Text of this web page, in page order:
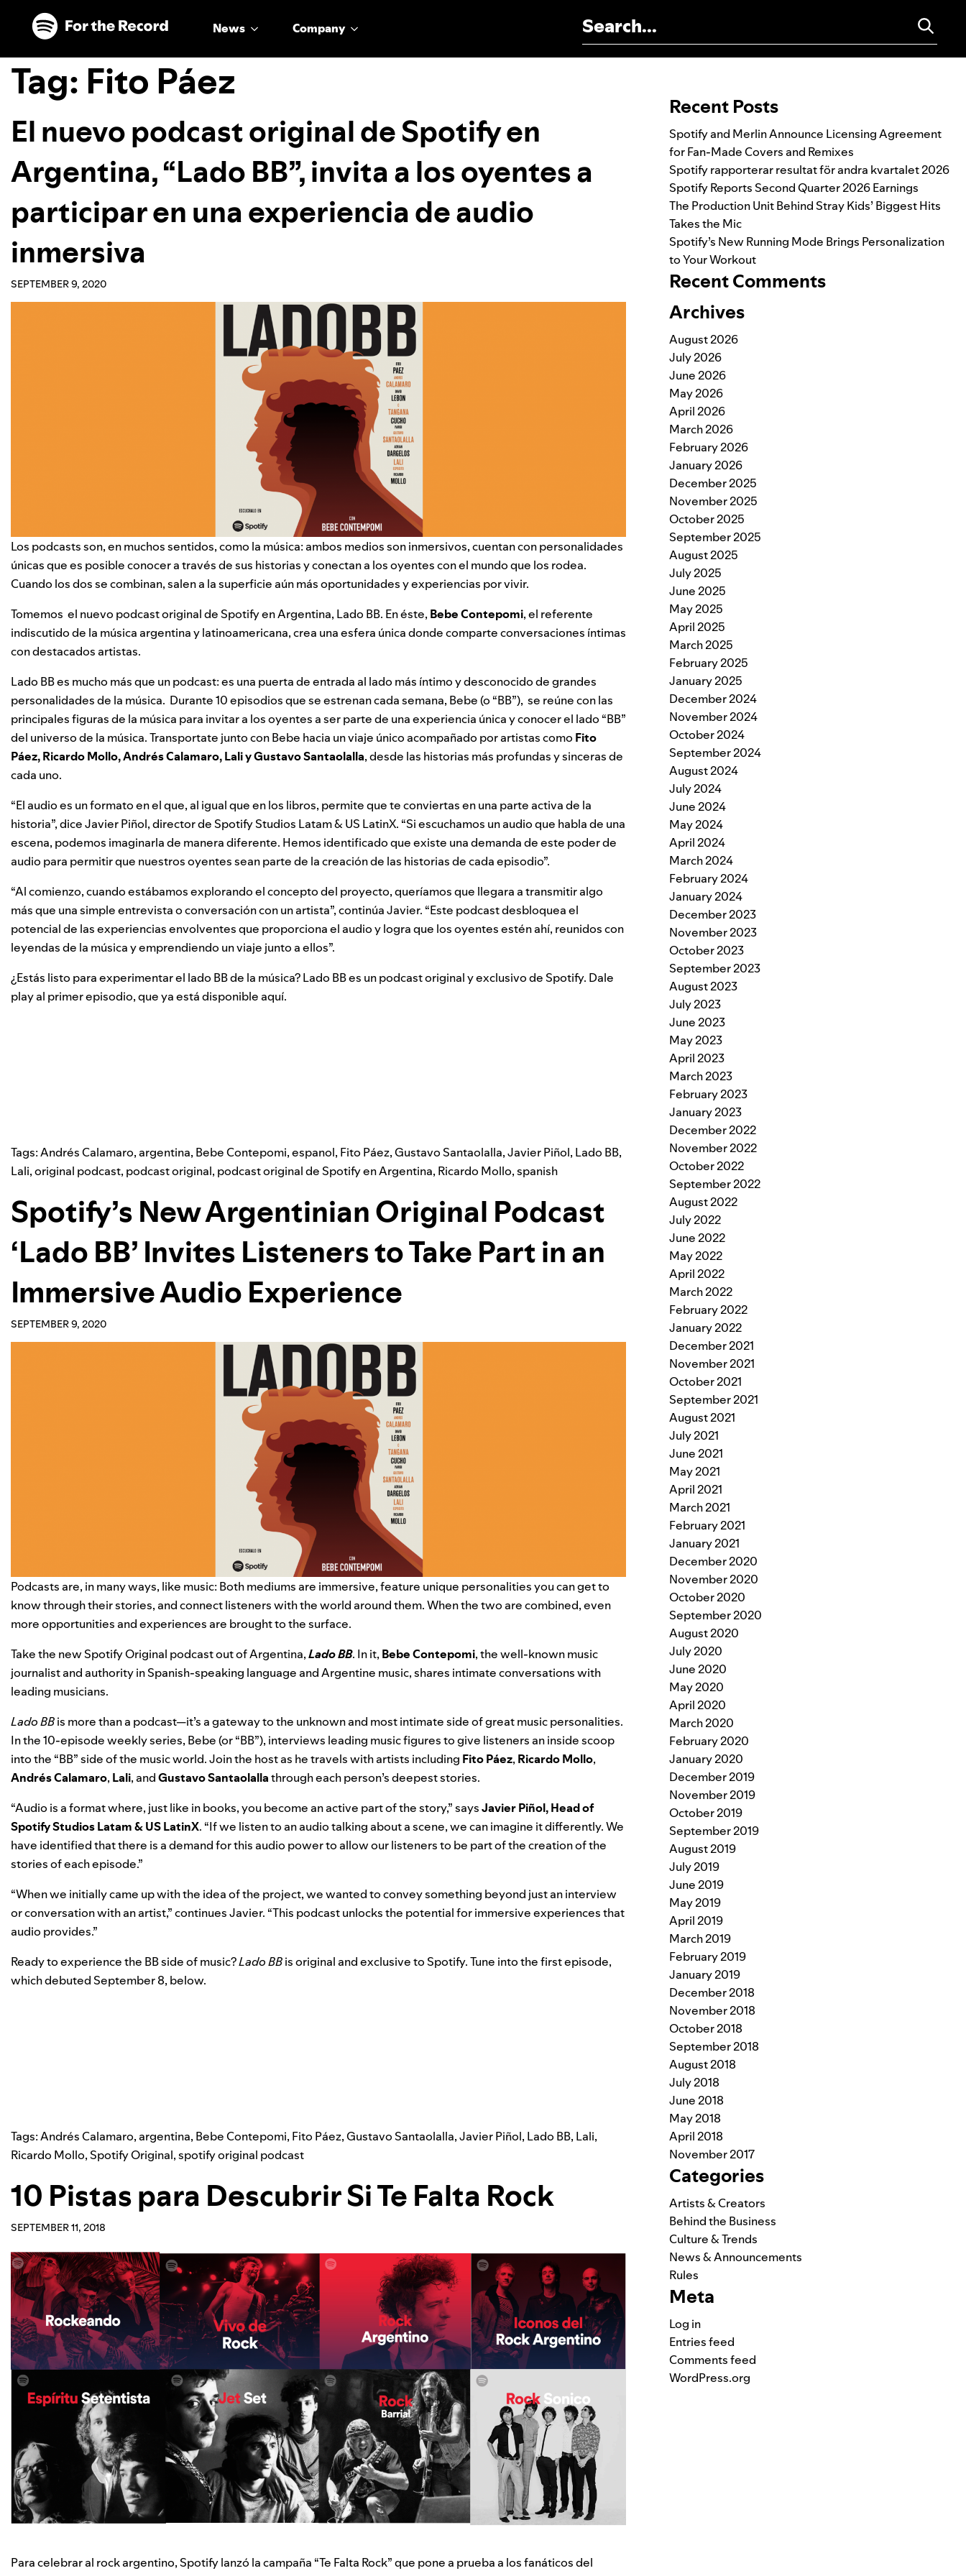
Skip to main content
Skip to footer
News Company
Tag: Fito Páez
El nuevo podcast original de Spotify en
Argentina, “Lado BB”, invita a los oyentes a
participar en una experiencia de audio
inmersiva
SEPTEMBER 9, 2020
Los podcasts son, en muchos sentidos, como la música: ambos medios son inmersivos, cuentan con personalidades
únicas que es posible conocer a través de sus historias y conectan a los oyentes con el mundo que los rodea.
Cuando los dos se combinan, salen a la superficie aún más oportunidades y experiencias por vivir.
Tomemos el nuevo podcast original de Spotify en Argentina, Lado BB. En éste, Bebe Contepomi, el referente
indiscutido de la música argentina y latinoamericana, crea una esfera única donde comparte conversaciones íntimas
con destacados artistas.
Lado BB es mucho más que un podcast: es una puerta de entrada al lado más íntimo y desconocido de grandes
personalidades de la música. Durante 10 episodios que se estrenan cada semana, Bebe (o “BB”), se reúne con las
principales figuras de la música para invitar a los oyentes a ser parte de una experiencia única y conocer el lado “BB”
del universo de la música. Transportate junto con Bebe hacia un viaje único acompañado por artistas como Fito
Páez,Ricardo Mollo,Andrés Calamaro,LaliyGustavo Santaolalla, desde las historias más profundas y sinceras de
cada uno.
“El audio es un formato en el que, al igual que en los libros, permite que te conviertas en una parte activa de la
historia”, dice Javier Piñol, director de Spotify Studios Latam & US LatinX. “Si escuchamos un audio que habla de una
escena, podemos imaginarla de manera diferente. Hemos identificado que existe una demanda de este poder de
audio para permitir que nuestros oyentes sean parte de la creación de las historias de cada episodio”.
“Al comienzo, cuando estábamos explorando el concepto del proyecto, queríamos que llegara a transmitir algo
más que una simple entrevista o conversación con un artista”, continúa Javier. “Este podcast desbloquea el
potencial de las experiencias envolventes que proporciona el audio y logra que los oyentes estén ahí, reunidos con
leyendas de la música y emprendiendo un viaje junto a ellos”.
¿Estás listo para experimentar el lado BB de la música? Lado BB es un podcast original y exclusivo de Spotify. Dale
play al primer episodio, que ya está disponible aquí.
Tags:Andrés Calamaro, argentina, Bebe Contepomi,espanol, Fito Páez,Gustavo Santaolalla,Javier Piñol, Lado BB,
Lali,original podcast, podcast original, podcast original de Spotify en Argentina, Ricardo Mollo,spanish
Spotify’s New Argentinian Original Podcast
‘Lado BB’ Invites Listeners to Take Part in an
Immersive Audio Experience
SEPTEMBER 9, 2020
Podcasts are, in many ways, like music: Both mediums are immersive, feature unique personalities you can get to
know through their stories, and connect listeners with the world around them. When the two are combined, even
more opportunities and experiences are brought to the surface.
Take the new Spotify Original podcast out of Argentina,Lado BB. In it, Bebe Contepomi, the well-known music
journalist and authority in Spanish-speaking language and Argentine music, shares intimate conversations with
leading musicians.
Lado BBis more than a podcast—it’s a gateway to the unknown and most intimate side of great music personalities.
In the 10-episode weekly series, Bebe (or “BB”), interviews leading music figures to give listeners an inside scoop
into the “BB” side of the music world. Join the host as he travels with artists including Fito Páez, Ricardo Mollo,
Andrés Calamaro, Lali, andGustavo Santaolallathrough each person’s deepest stories.
“Audio is a format where, just like in books, you become an active part of the story,” saysJavier Piñol, Head of
Spotify Studios Latam & US LatinX. “If we listen to an audio talking about a scene, we can imagine it differently. We
have identified that there is a demand for this audio power to allow our listeners to be part of the creation of the
stories of each episode.”
“When we initially came up with the idea of the project, we wanted to convey something beyond just an interview
or conversation with an artist,” continues Javier. “This podcast unlocks the potential for immersive experiences that
audio provides.”
Ready to experience the BB side of music?Lado BBisoriginal and exclusive to Spotify. Tune into the first episode,
which debuted September 8, below.
Tags:Andrés Calamaro, argentina, Bebe Contepomi, Fito Páez,Gustavo Santaolalla,Javier Piñol, Lado BB, Lali,
Ricardo Mollo, Spotify Original,spotify original podcast
10 Pistas para Descubrir Si Te Falta Rock
SEPTEMBER 11, 2018
Para celebrar al rock argentino, Spotify lanzó la campaña “Te Falta Rock” que pone a prueba a los fanáticos del
Recent Posts
Spotify and Merlin Announce Licensing Agreement
for Fan-Made Covers and Remixes
Spotify rapporterar resultat för andra kvartalet 2026
Spotify Reports Second Quarter 2026 Earnings
The Production Unit Behind Stray Kids’ Biggest Hits
Takes the Mic
Spotify’s New Running Mode Brings Personalization
to Your Workout
Recent Comments
Archives
August 2026
July 2026
June 2026
May 2026
April 2026
March 2026
February 2026
January 2026
December 2025
November 2025
October 2025
September 2025
August 2025
July 2025
June 2025
May 2025
April 2025
March 2025
February 2025
January 2025
December 2024
November 2024
October 2024
September 2024
August 2024
July 2024
June 2024
May 2024
April 2024
March 2024
February 2024
January 2024
December 2023
November 2023
October 2023
September 2023
August 2023
July 2023
June 2023
May 2023
April 2023
March 2023
February 2023
January 2023
December 2022
November 2022
October 2022
September 2022
August 2022
July 2022
June 2022
May 2022
April 2022
March 2022
February 2022
January 2022
December 2021
November 2021
October 2021
September 2021
August 2021
July 2021
June 2021
May 2021
April 2021
March 2021
February 2021
January 2021
December 2020
November 2020
October 2020
September 2020
August 2020
July 2020
June 2020
May 2020
April 2020
March 2020
February 2020
January 2020
December 2019
November 2019
October 2019
September 2019
August 2019
July 2019
June 2019
May 2019
April 2019
March 2019
February 2019
January 2019
December 2018
November 2018
October 2018
September 2018
August 2018
July 2018
June 2018
May 2018
April 2018
November 2017
Categories
Artists & Creators
Behind the Business
Culture & Trends
News & Announcements
Rules
Meta
Log in
Entries feed
Comments feed
WordPress.org